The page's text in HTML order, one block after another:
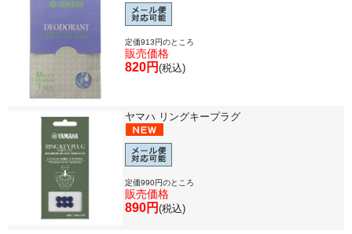
定価913円のところ
販売価格
820円 (税込)
ヤマハ リングキープラグ
定価990円のところ
販売価格
890円 (税込)